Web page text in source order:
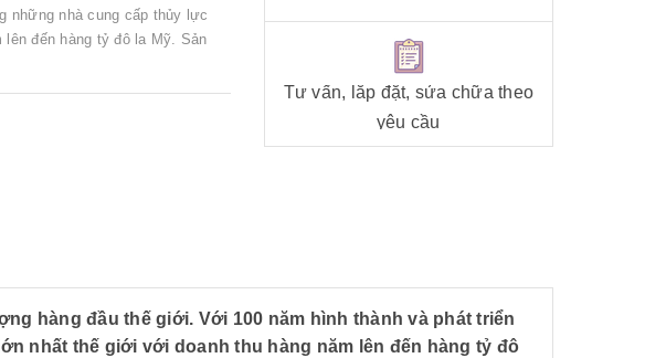
những nhà cung cấp thủy lực
đến hàng tỷ đô la Mỹ. Sản
Tư vấn, lắp đặt, sửa chữa theo
yêu cầu
hàng đầu thế giới. Với 100 năm hình thành và phát triển
nhất thế giới với doanh thu hàng năm lên đến hàng tỷ đô